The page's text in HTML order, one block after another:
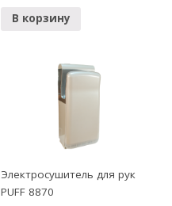
В корзину
Электросушитель для рук
PUFF 8870